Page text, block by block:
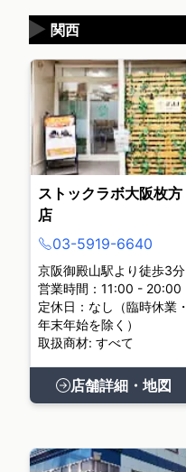
関西
▶
ストックラボ大阪枚方
店
03-5919-6640
京阪御殿山駅より徒歩3分
営業時間：11:00 - 20:00
定休日：なし（臨時休業・
年末年始を除く）
取扱商材: すべて
店舗詳細・地図